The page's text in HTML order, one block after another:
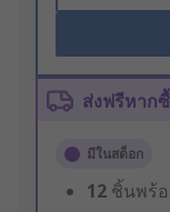
ส่งฟรีหาก
มีในสต็อก
12 ชิ้นพร้